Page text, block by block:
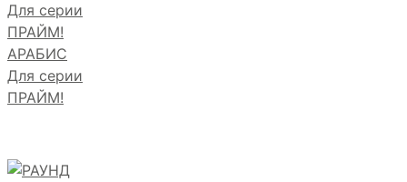
АРАБИС
Для серии
ПРАЙМ!